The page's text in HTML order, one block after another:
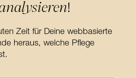
!
Zeit für Deine webbasierte
heraus, welche Pflege